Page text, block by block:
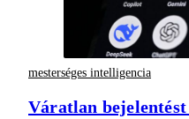
mesterséges intelligencia
Váratlan